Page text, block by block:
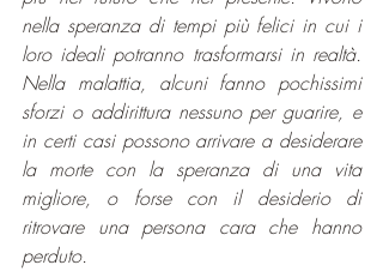
nella speranza di tempi più felici in cui i
loro ideali potranno trasformarsi in realtà.
Nella malattia, alcuni fanno pochissimi
sforzi o addirittura nessuno per guarire, e
in certi casi possono arrivare a desiderare
la morte con la speranza di una vita
migliore, o forse con il desiderio di
ritrovare una persona cara che hanno
perduto.